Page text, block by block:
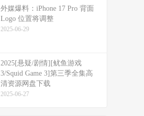
外媒爆料：​​iPhone 17 Pro 背面
Logo 位置将调整​​
2025-06-29
2025[悬疑/剧情][鱿鱼游戏
3/Squid Game 3]第三季全集高
清资源网盘下载
2025-06-27